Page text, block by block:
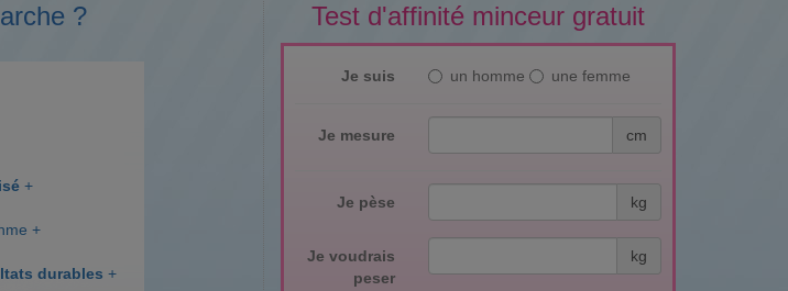
Test d'affinité minceur gratuit
Je suis un homme une femme
Je mesure cm
Je pèse kg
Je voudrais
peser
kg
?
+
+
durables +